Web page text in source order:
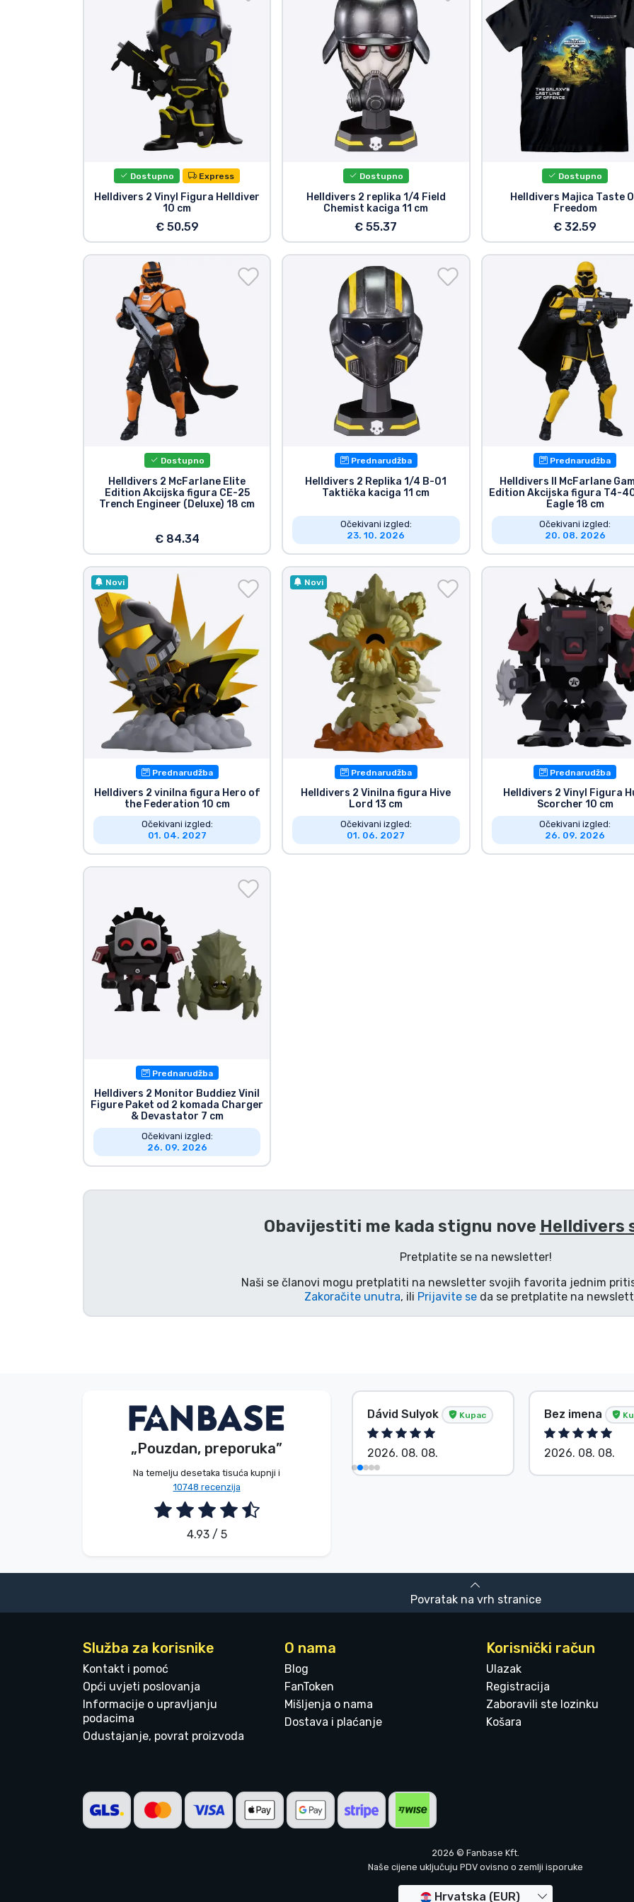
Dostupno Express
Helldivers 2 Vinyl Figura Helldiver
10 cm
€ 50.59
Dostupno
Helldivers 2 replika 1/4 Field
Chemist kaciga 11 cm
€ 55.37
Dostupno
Helldivers Majica Taste
Freedom
€ 32.59
Dostupno
Helldivers 2 McFarlane Elite
Edition Akcijska figura CE-25
Trench Engineer (Deluxe) 18 cm
€ 84.34
Prednarudžba
Helldivers 2 Replika 1/4 B-01
Taktička kaciga 11 cm
Očekivani izgled:
23. 10. 2026
Prednarudžba
Helldivers II McFarlane
Edition Akcijska figura T4-
Eagle 18 cm
Očekivani izgled:
20. 08. 2026
Novi
Prednarudžba
Helldivers 2 vinilna figura Hero of
the Federation 10 cm
Očekivani izgled:
01. 04. 2027
Novi
Prednarudžba
Helldivers 2 Vinilna figura Hive
Lord 13 cm
Očekivani izgled:
01. 06. 2027
Prednarudžba
Helldivers 2 Vinyl Figura
Scorcher 10 cm
Očekivani izgled:
26. 09. 2026
Prednarudžba
Helldivers 2 Monitor Buddiez Vinil
Figure Paket od 2 komada Charger
& Devastator 7 cm
Očekivani izgled:
26. 09. 2026
Obavijestiti me kada stignu nove Helldivers
Pretplatite se na newsletter!
Naši se članovi mogu pretplatiti na newsletter svojih favorita jednim
Zakoračite unutra, ili Prijavite seda se pretplatite na
„Pouzdan, preporuka”
Na temelju desetaka tisuća kupnji i
10748 recenzija
4.93 / 5
Bez imena Kupac
2026. 08. 08.
Dávid Sulyok Kupac
2026. 08. 08.
Bez imena
2026. 08. 08.
Povratak na vrh stranice
Služba za korisnike
Kontakt i pomoć
Opći uvjeti poslovanja
Informacije o upravljanju
podacima
Odustajanje, povrat proizvoda
O nama
Blog
FanToken
Mišljenja o nama
Dostava i plaćanje
Korisnički račun
Ulazak
Registracija
Zaboravili ste lozinku
Košara
2026 © Fanbase Kft.
Naše cijene uključuju PDV ovisno o zemlji isporuke
Hrvatska (EUR)
TV serija proizvodi
Film proizvodi
Gamer proizvodi
Glazbeni proizvodi
Vrste proizvoda